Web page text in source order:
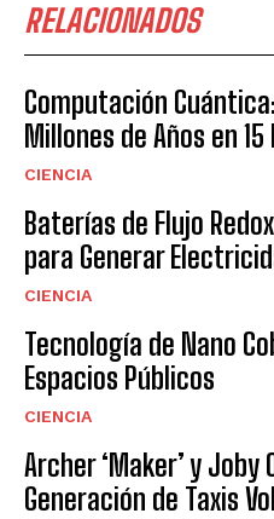
RELACIONADOS
Computación
Millones de Años en
CIENCIA
Baterías de Flujo
para Generar
CIENCIA
Tecnología de Nano
Espacios Públicos
CIENCIA
Archer ‘Maker’ y Joby
Generación de Taxis